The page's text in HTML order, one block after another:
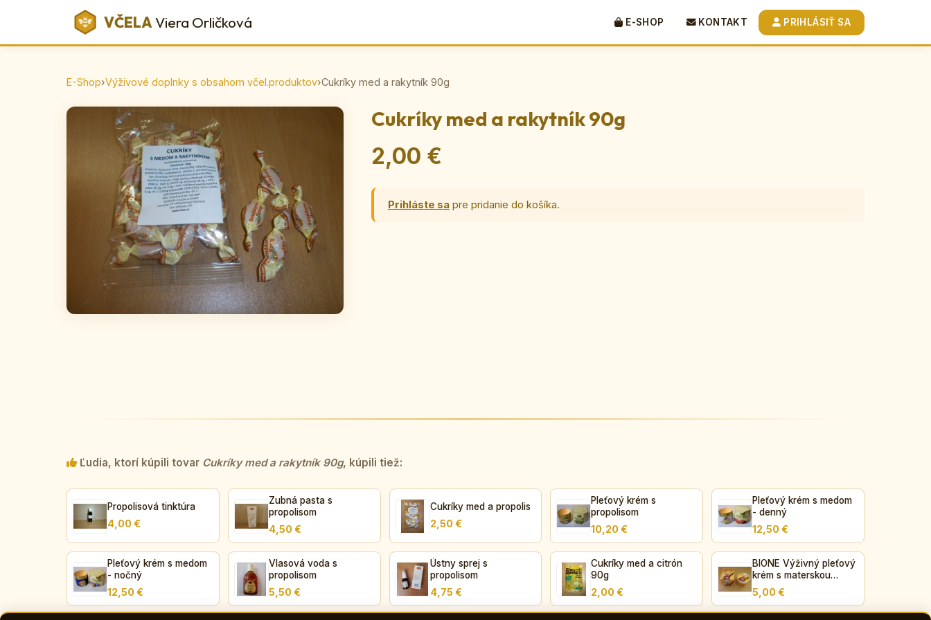
VČELAViera Orličková E-SHOP KONTAKT PRIHLÁSIŤ SA
E-Shop›Výživové doplnky s obsahom včel.produktov›Cukríky med a rakytník 90g
Cukríky med a rakytník 90g
2,00 €
Prihláste sa pre pridanie do košíka.
Ľudia, ktorí kúpili tovar Cukríky med a rakytník 90g, kúpili tiež:
Propolisová tinktúra
4,00 €
Zubná pasta s
propolisom
4,50 €
Cukríky med a propolis
2,50 €
Pleťový krém s
propolisom
10,20 €
Pleťový krém s medom
- denný
12,50 €
Pleťový krém s medom
- nočný
12,50 €
Vlasová voda s
propolisom
5,50 €
Ústny sprej s
propolisom
4,75 €
Cukríky med a citrón
90g
2,00 €
BIONE Výživný pleťový
krém s materskou
kašičkou med+Q10
5,00 €